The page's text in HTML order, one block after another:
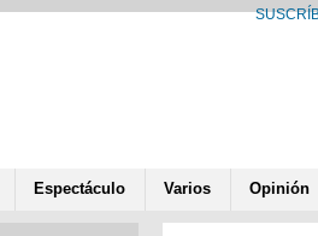
Espectáculo Varios Opinión